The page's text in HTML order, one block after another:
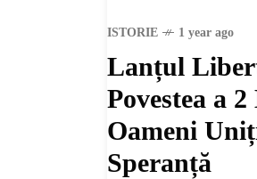
ISTORIE 1 year ago
Lanțul
Povestea a
Oameni
Speranță